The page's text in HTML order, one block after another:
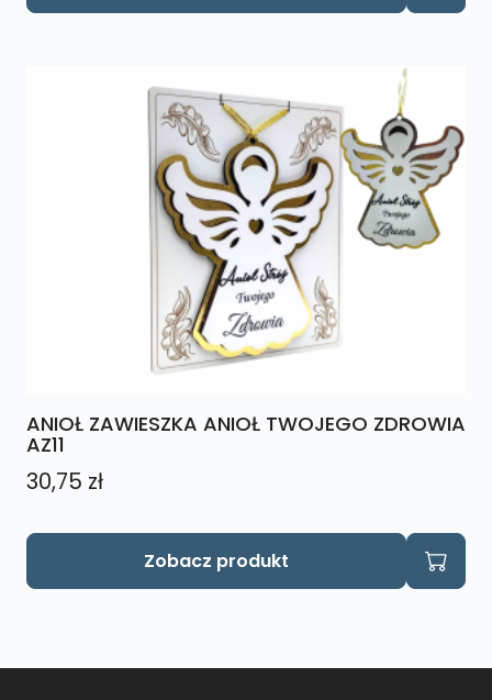
ANIOŁ ZAWIESZKA ANIOŁ TWOJEGO ZDROWIA
AZ11
30,75 zł
Zobacz produkt